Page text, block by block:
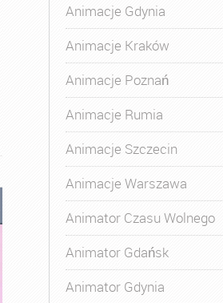
Kurs Animatora Gdynia,Kurs
Animacje Gdynia
Animacje Kraków
Animacje Poznań
Animacje Rumia
Animacje Szczecin
Animacje Warszawa
Animator Czasu Wolnego
Animator Gdańsk
Animator Gdynia